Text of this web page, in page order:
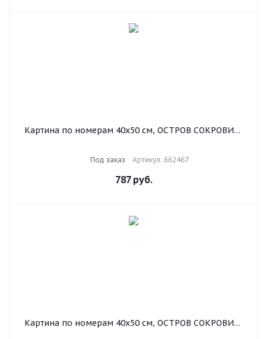
Картина по номерам 40х50 см, ОСТРОВ СОКРОВИЩ
краски, 3 кисти, 662467
Под заказ Артикул: 662467
787руб.
Картина по номерам 40х50 см, ОСТРОВ СОКРОВИЩ